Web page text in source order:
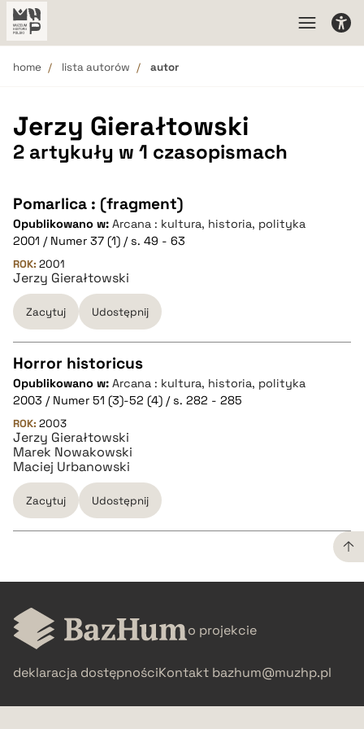
home lista autorów autor
Jerzy Gierałtowski
2 artykuły w 1 czasopismach
Pomarlica : (fragment)
Opublikowano w: Arcana : kultura, historia, polityka
2001 / Numer 37 (1) / s. 49 - 63
ROK: 2001
Jerzy Gierałtowski
Zacytuj Udostępnij
CZYSTY TEKST
pobierz cytat
Horror historicus
Opublikowano w: Arcana : kultura, historia, polityka
2003 / Numer 51 (3)-52 (4) / s. 282 - 285
ROK: 2003
Jerzy Gierałtowski
Marek Nowakowski
Maciej Urbanowski
Zacytuj Udostępnij
CZYSTY TEKST
pobierz cytat
BIBTEX
o projekcie
deklaracja dostępnościKontakt bazhum@muzhp.pl